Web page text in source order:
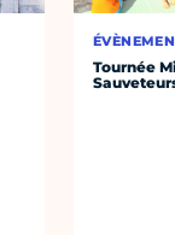
Tournée